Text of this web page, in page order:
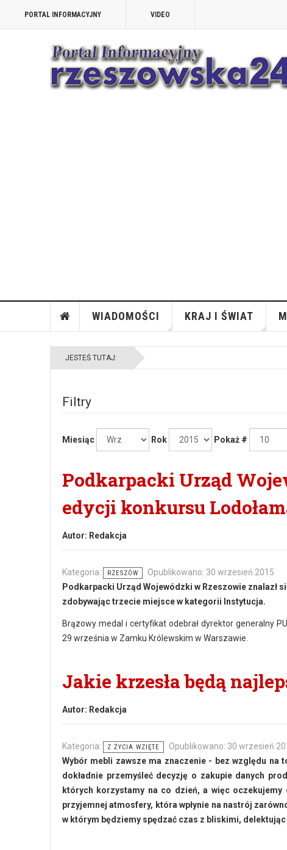
PORTAL INFORMACYJNY VIDEO
WIADOMOŚCI KRAJ I ŚWIAT
JESTEŚ TUTAJ:
Filtry
Miesiąc Rok Pokaż #
Podkarpacki Urząd
edycji konkursu
Autor: Redakcja
Kategoria: RZESZÓW
Opublikowano: 30 wrzesień 2015
Podkarpacki Urząd Wojewódzki w Rzeszowie znalazł
zdobywając trzecie miejsce w kategorii Instytucja.
Brązowy medal i certyfikat odebrał dyrektor generalny
29 września w Zamku Królewskim w Warszawie.
Jakie krzesła będą
Autor: Redakcja
Kategoria: Z ŻYCIA WZIĘTE
Opublikowano: 30 wrzesień
Wybór mebli zawsze ma znaczenie - bez względu na
dokładnie przemyśleć decyzję o zakupie danych
których korzystamy na co dzień, a więc
przyjemnej atmosfery, która wpłynie na nastrój
w którym będziemy spędzać czas z bliskimi,